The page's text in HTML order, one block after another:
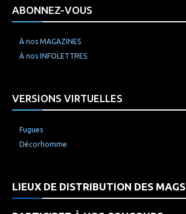
ABONNEZ-VOUS
À nos MAGAZINES
À nos INFOLETTRES
VERSIONS VIRTUELLES
Fugues
Décorhomme
LIEUX DE DISTRIBUTION DES MAGS